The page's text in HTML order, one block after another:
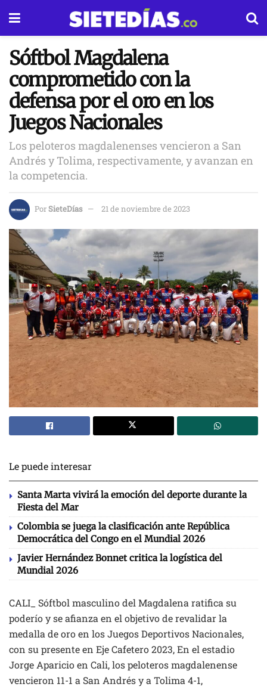
Sóftbol Magdalena
comprometido con la
defensa por el oro en los
Juegos Nacionales
Los peloteros magdalenenses vencieron a San
Andrés y Tolima, respectivamente, y avanzan en
la competencia.
PorSieteDías 21 de noviembre de 2023
Le puede interesar
Santa Marta vivirá la emoción del deporte durante la
Fiesta del Mar
Colombia se juega la clasificación ante República
Democrática del Congo en el Mundial 2026
Javier Hernández Bonnet critica la logística del
Mundial 2026
CALI_ Sóftbol masculino del Magdalena ratifica su
poderío y se afianza en el objetivo de revalidar la
medalla de oro en los Juegos Deportivos Nacionales,
con su presente en Eje Cafetero 2023, En el estadio
Jorge Aparicio en Cali, los peloteros magdalenense
vencieron 11-1 a San Andrés y a Tolima 4-1,